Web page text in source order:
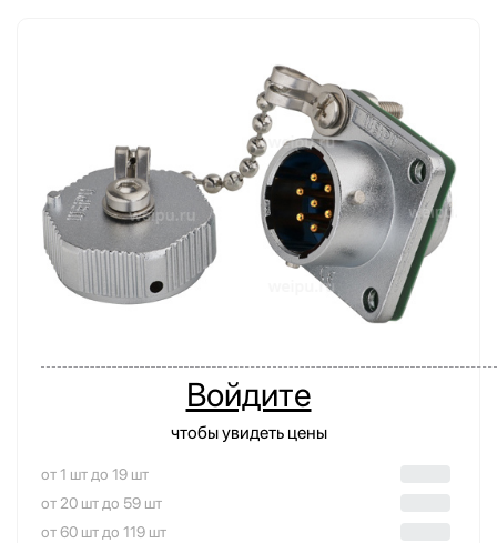
Войдите
чтобы увидеть цены
от 1 шт до 19 шт
от 20 шт до 59 шт
от 60 шт до 119 шт